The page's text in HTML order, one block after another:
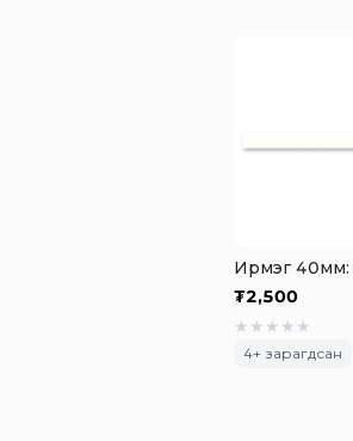
₮2,500
★ ★ ★ ★ ★
4+ зарагдсан